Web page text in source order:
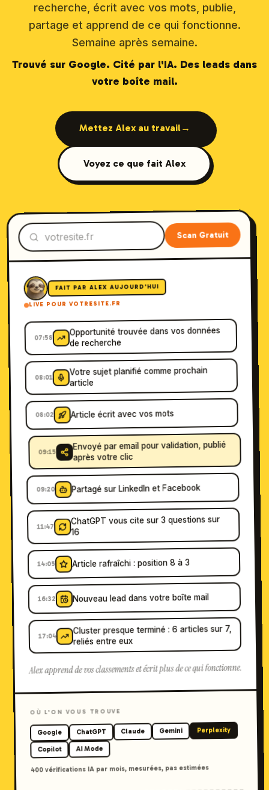
recherche, écrit avec vos mots, publie,
partage et apprend de ce qui fonctionne.
Semaine après semaine.
Trouvé sur Google. Cité par l'IA. Des leads dans
votre boîte mail.
Mettez Alex au travail→
Voyez ce que fait Alex
Scan Gratuit
FAIT PAR ALEX AUJOURD'HUI
LIVE POUR VOTRESITE.FR
07:58
Opportunité trouvée dans vos données
de recherche
08:01
Votre sujet planifié comme prochain
article
08:02 Article écrit avec vos mots
09:15
Envoyé par email pour validation, publié
après votre clic
09:20 Partagé sur LinkedIn et Facebook
11:47
ChatGPT vous cite sur 3 questions sur
16
14:05 Article rafraîchi : position 8 à 3
16:32 Nouveau lead dans votre boîte mail
17:04
Cluster presque terminé : 6 articles sur 7,
reliés entre eux
Alex apprend de vos classements et écrit plus de ce qui fonctionne.
OÙ L'ON VOUS TROUVE
Google ChatGPT Claude Gemini Perplexity
Copilot AI Mode
400 vérifications IA par mois, mesurées, pas estimées